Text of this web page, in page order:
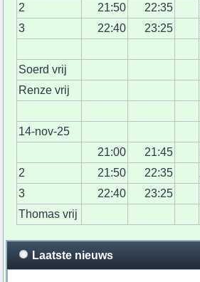
2
21:50 22:35
3
22:40 23:25
Soerd vrij
Renze vrij
14-nov-25
21:00
21:45
2
21:50 22:35
3
22:40 23:25
Thomas vrij
Laatste nieuws